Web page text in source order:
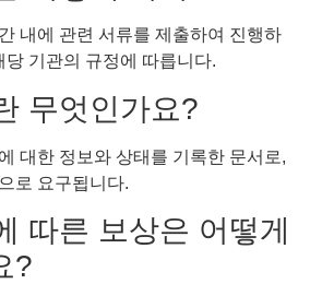
내에 관련 서류를 제출하여 진행하
기관의 규정에 따릅니다.
무엇인가요?
대한 정보와 상태를 기록한 문서로,
로 요구됩니다.
따른 보상은 어떻게
?